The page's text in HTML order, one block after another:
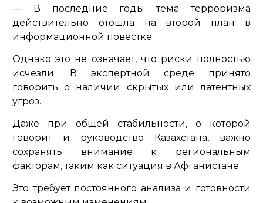
— В последние годы тема терроризма
действительно отошла на второй план в
информационной повестке.
Однако это не означает, что риски полностью
исчезли. В экспертной среде принято
говорить о наличии скрытых или латентных
угроз.
Даже при общей стабильности, о которой
говорит и руководство Казахстана, важно
сохранять внимание к региональным
факторам, таким как ситуация в Афганистане.
Это требует постоянного анализа и готовности